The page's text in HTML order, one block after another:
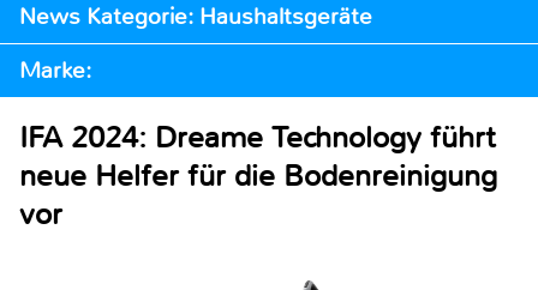
News Kategorie: Haushaltsgeräte
Marke:
IFA 2024: Dreame Technology führt
neue Helfer für die Bodenreinigung
vor